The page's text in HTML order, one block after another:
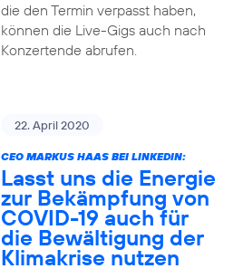
die den Termin verpasst haben,
können die Live-Gigs auch nach
Konzertende abrufen.
22. April 2020
CEO MARKUS HAAS BEI LINKEDIN:
Lasst uns die Energie
zur Bekämpfung von
COVID-19 auch für
die Bewältigung der
Klimakrise nutzen